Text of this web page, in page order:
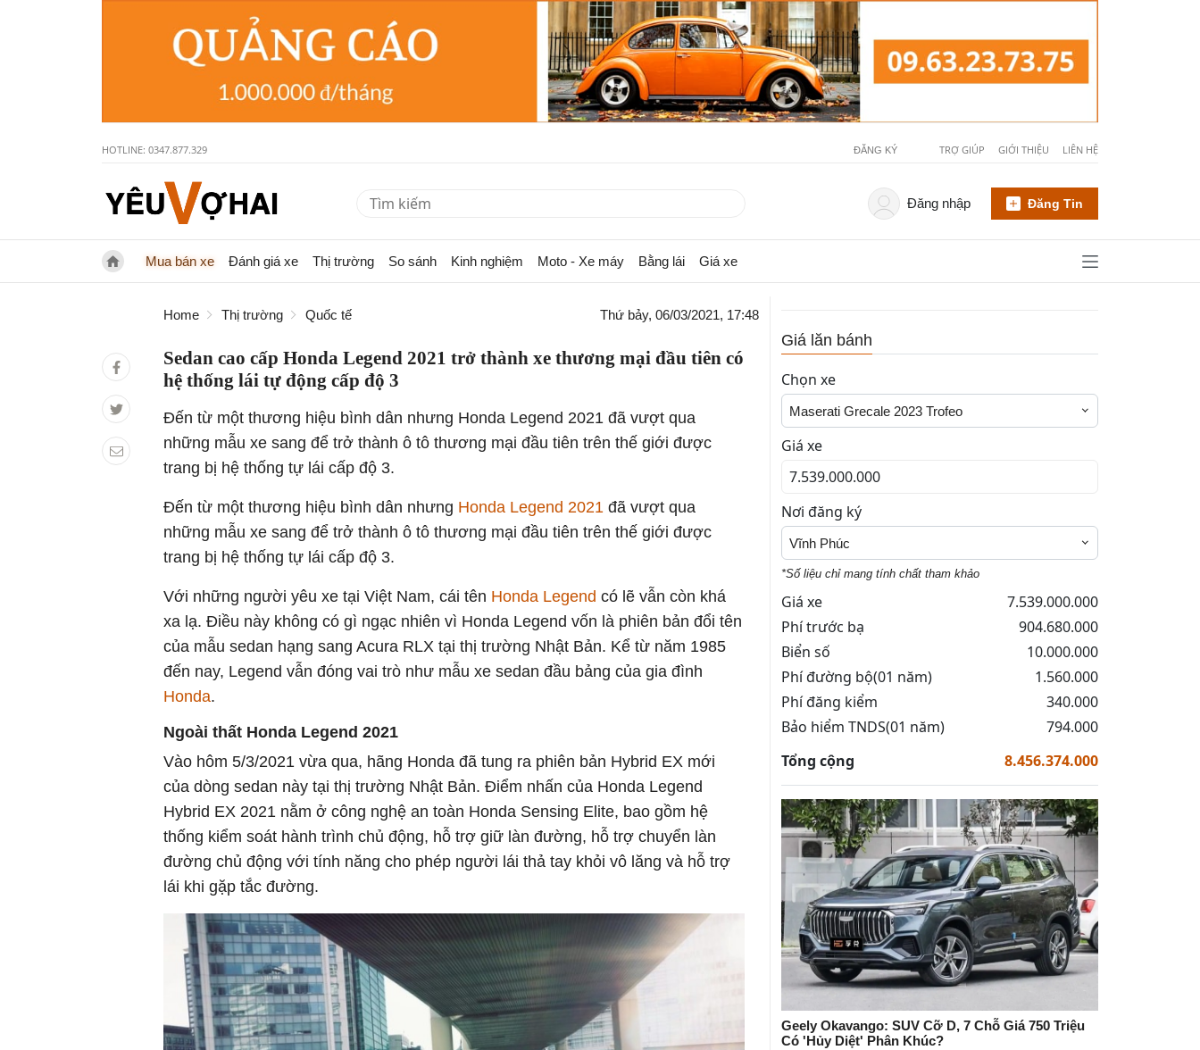
HOTLINE: 0347.877.329 ĐĂNG KÝ TRỢ GIÚP GIỚI THIỆU LIÊN HỆ
Đăng nhập Đăng Tin
Mua bán xe Đánh giá xe Thị trường So sánh Kinh nghiệm Moto - Xe máy Bằng lái Giá xe
Home Thị trường Quốc tế Thứ bảy, 06/03/2021, 17:48
Sedan cao cấp Honda Legend 2021 trở thành xe thương mại đầu tiên có
hệ thống lái tự động cấp độ 3
Đến từ một thương hiệu bình dân nhưng Honda Legend 2021 đã vượt qua
những mẫu xe sang để trở thành ô tô thương mại đầu tiên trên thế giới được
trang bị hệ thống tự lái cấp độ 3.
Đến từ một thương hiệu bình dân nhưng Honda Legend 2021 đã vượt qua
những mẫu xe sang để trở thành ô tô thương mại đầu tiên trên thế giới được
trang bị hệ thống tự lái cấp độ 3.
Với những người yêu xe tại Việt Nam, cái tên Honda Legend có lẽ vẫn còn khá
xa lạ. Điều này không có gì ngạc nhiên vì Honda Legend vốn là phiên bản đổi tên
của mẫu sedan hạng sang Acura RLX tại thị trường Nhật Bản. Kể từ năm 1985
đến nay, Legend vẫn đóng vai trò như mẫu xe sedan đầu bảng của gia đình
Honda.
Ngoài thất Honda Legend 2021
Vào hôm 5/3/2021 vừa qua, hãng Honda đã tung ra phiên bản Hybrid EX mới
của dòng sedan này tại thị trường Nhật Bản. Điểm nhấn của Honda Legend
Hybrid EX 2021 nằm ở công nghệ an toàn Honda Sensing Elite, bao gồm hệ
thống kiểm soát hành trình chủ động, hỗ trợ giữ làn đường, hỗ trợ chuyển làn
đường chủ động với tính năng cho phép người lái thả tay khỏi vô lăng và hỗ trợ
lái khi gặp tắc đường.
Giá lăn bánh
Chọn xe
Maserati Grecale 2023 Trofeo
Giá xe
Nơi đăng ký
Vĩnh Phúc
*Số liệu chỉ mang tính chất tham khảo
Giá xe
7.539.000.000
Phí trước bạ
904.680.000
Biển số
10.000.000
Phí đường bộ(01 năm)
1.560.000
Phí đăng kiểm
340.000
Bảo hiểm TNDS(01 năm)
794.000
Tổng cộng
8.456.374.000
Geely Okavango: SUV Cỡ D, 7 Chỗ Giá 750 Triệu
Có 'Hủy Diệt' Phân Khúc?